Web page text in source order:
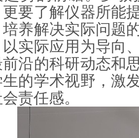
要了解仪器所能
培养解决实际问题
实际应用为导向
沿的科研动态和
生的学术视野，激
责任感。